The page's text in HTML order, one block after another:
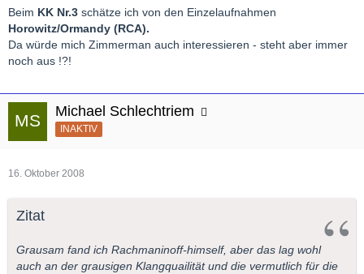
Beim KK Nr.3 schätze ich von den Einzelaufnahmen
Horowitz/Ormandy (RCA).
Da würde mich Zimmerman auch interessieren - steht aber immer
noch aus !?!
Michael Schlechtriem
INAKTIV
16. Oktober 2008
Zitat
Grausam fand ich Rachmaninoff-himself, aber das lag wohl
auch an der grausigen Klangquailität und die vermutlich für die